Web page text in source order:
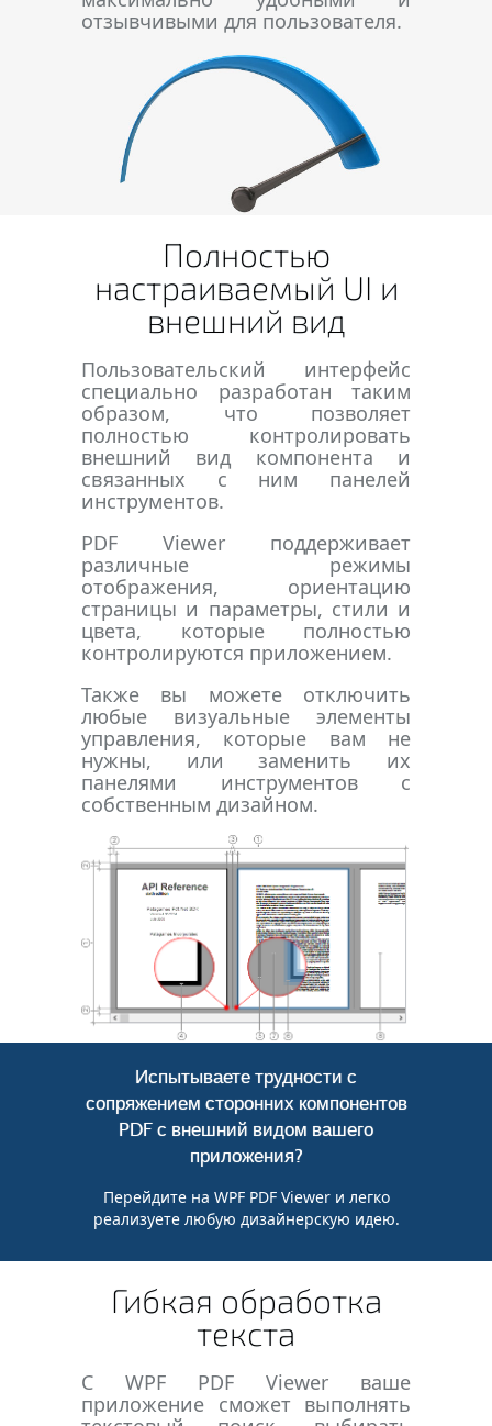
отзывчивыми для пользователя.
Полностью
настраиваемый UI и
внешний вид
Пользовательский интерфейс
специально разработан таким
образом, что позволяет
полностью контролировать
внешний вид компонента и
связанных с ним панелей
инструментов.
PDF Viewer поддерживает
различные режимы
отображения, ориентацию
страницы и параметры, стили и
цвета, которые полностью
контролируются приложением.
Также вы можете отключить
любые визуальные элементы
управления, которые вам не
нужны, или заменить их
панелями инструментов с
собственным дизайном.
Испытываете трудности с
сопряжением сторонних компонентов
PDF с внешний видом вашего
приложения?
Перейдите на WPF PDF Viewer и легко
реализуете любую дизайнерскую идею.
Гибкая обработка
текста
С WPF PDF Viewer ваше
приложение сможет выполнять